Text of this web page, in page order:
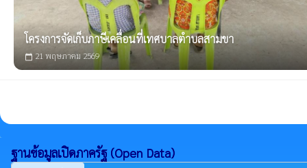
โครงการจัดเก็บภาษีเคลื่อนที่เทศบาลตำบลสามขา
calendar_today 21 พฤษภาคม 2569
ฐานข้อมูลเปิดภาครัฐ (Open Data)